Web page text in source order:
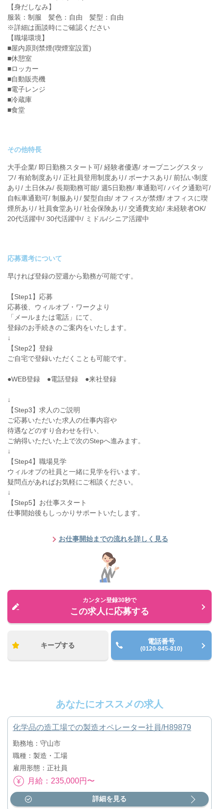
【身だしなみ】
服装：制服 髪色：自由 髪型：自由
※詳細は面談時にご確認ください
【職場環境】
■屋内原則禁煙(喫煙室設置)
■休憩室
■ロッカー
■自動販売機
■電子レンジ
■冷蔵庫
■食堂
その他特長
大手企業/ 即日勤務スタート可/ 経験者優遇/ オープニングスタッ
フ/ 有給制度あり/ 正社員登用制度あり/ ボーナスあり/ 前払い制度
あり/ 土日休み/ 長期勤務可能/ 週5日勤務/ 車通勤可/ バイク通勤可/
自転車通勤可/ 制服あり/ 髪型自由/ オフィスが禁煙/ オフィスに喫
煙所あり/ 社員食堂あり/ 社会保険あり/ 交通費支給/ 未経験者OK/
20代活躍中/ 30代活躍中/ ミドル/シニア活躍中
応募選考について
早ければ登録の翌週から勤務が可能です。
【Step1】応募
応募後、ウィルオブ・ワークより
「メールまたは電話」にて、
登録のお手続きのご案内をいたします。
↓
【Step2】登録
ご自宅で登録いただくことも可能です。
●WEB登録 ●電話登録 ●来社登録
↓
【Step3】求人のご説明
ご応募いただいた求人の仕事内容や
待遇などのすり合わせを行い、
ご納得いただいた上で次のStepへ進みます。
↓
【Step4】職場見学
ウィルオブの社員と一緒に見学を行います。
疑問点があればお気軽にご相談ください。
↓
【Step5】お仕事スタート
仕事開始後もしっかりサポートいたします。
お仕事開始までの流れを詳しく見る
カンタン登録30秒で
この求人に応募する
キープする 電話番号
(0120-845-810)
あなたにオススメの求人
化学品の造工場での製造オペレーター社員/H89879
勤務地：守山市
職種：製造・工場
雇用形態：正社員
月給：235,000円〜
詳細を見る